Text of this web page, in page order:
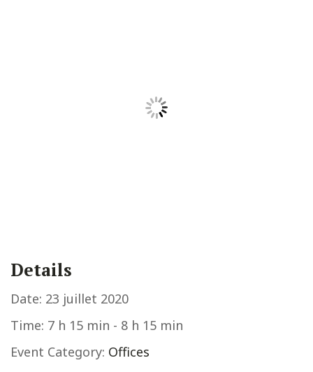
Details
Date: 23 juillet 2020
Time: 7 h 15 min - 8 h 15 min
Event Category: Offices